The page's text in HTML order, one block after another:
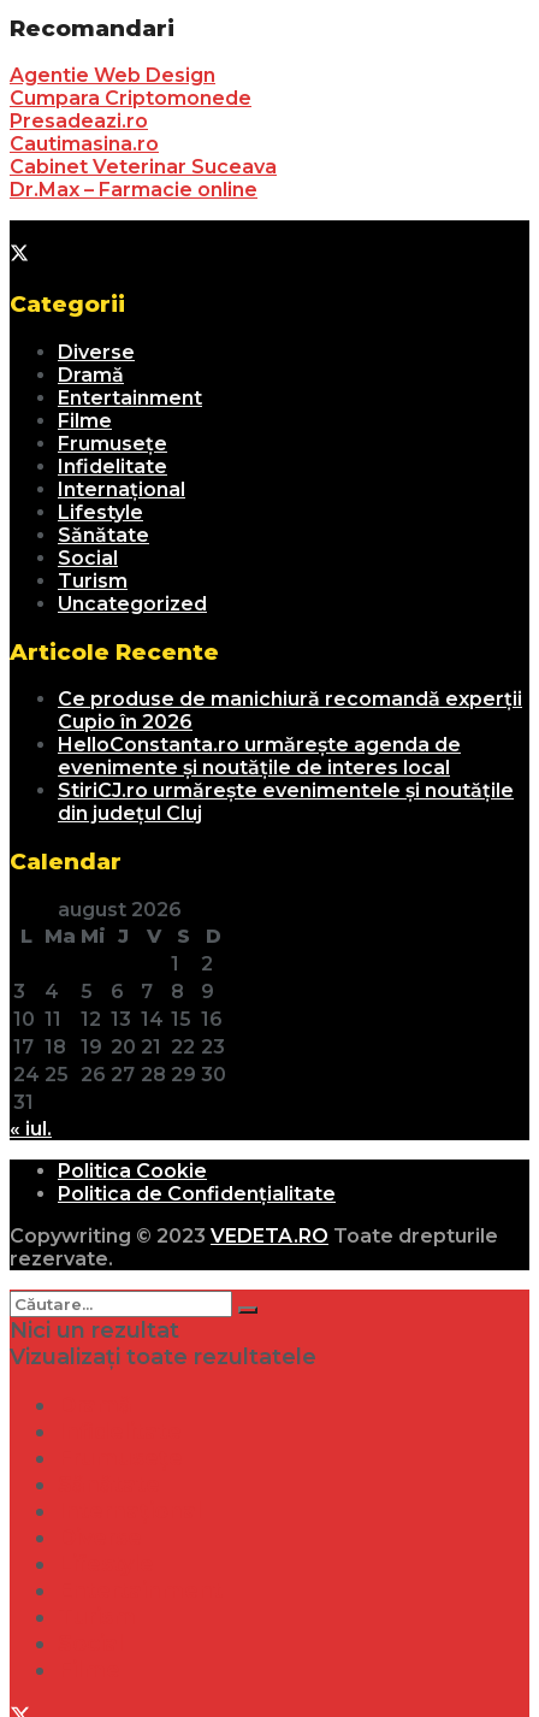
Recomandari
Agentie Web Design
Cumpara Criptomonede
Presadeazi.ro
Cautimasina.ro
Cabinet Veterinar Suceava
Dr.Max – Farmacie online
Categorii
Diverse
Dramă
Entertainment
Filme
Frumusețe
Infidelitate
Internațional
Lifestyle
Sănătate
Social
Turism
Uncategorized
Articole Recente
Ce produse de manichiură recomandă experții
Cupio în 2026
HelloConstanta.ro urmărește agenda de
evenimente și noutățile de interes local
StiriCJ.ro urmărește evenimentele și noutățile
din județul Cluj
Calendar
august 2026
L Ma Mi J V S
D
1
2
3
4 5 6 7 8
9
10 11 12 13 14 15 16
17 18 19 20 21 22 23
24 25 26 27 28 29 30
31
« iul.
Politica Cookie
Politica de Confidențialitate
Copywriting © 2023 VEDETA.RO Toate drepturile
rezervate.
Nici un rezultat
Vizualizați toate rezultatele